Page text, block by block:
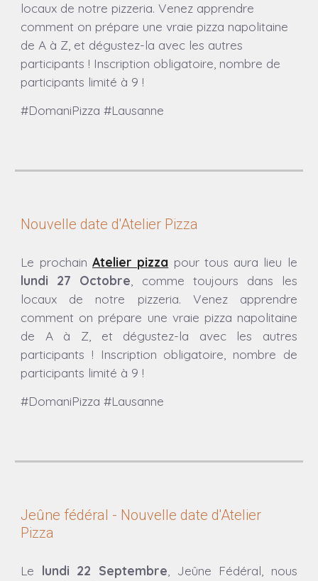
locaux de notre pizzeria. Venez apprendre
comment on prépare une vraie pizza napolitaine
de A à Z, et dégustez-la avec les autres
participants ! Inscription obligatoire, nombre de
participants limité à 9 !
#DomaniPizza #Lausanne
Nouvelle date d'Atelier Pizza
Le prochain Atelier pizza pour tous aura lieu le
lundi 27 Octobre , comme toujours dans les
locaux de notre pizzeria. Venez apprendre
comment on prépare une vraie pizza napolitaine
de A à Z, et dégustez-la avec les autres
participants ! Inscription obligatoire, nombre de
participants limité à 9 !
#DomaniPizza #Lausanne
Jeûne fédéral - Nouvelle date d'Atelier
Pizza
Le lundi 22 Septembre , Jeûne Fédéral, nous